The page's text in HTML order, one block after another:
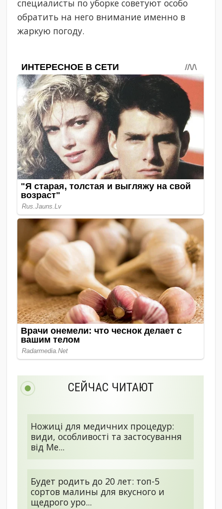
специалисты по уборке советуют особо
обратить на него внимание именно в
жаркую погоду.
СЕЙЧАС ЧИТАЮТ
Ножиці для медичних процедур:
види, особливості та застосування
від Me...
Будет родить до 20 лет: топ-5
сортов малины для вкусного и
щедрого уро...